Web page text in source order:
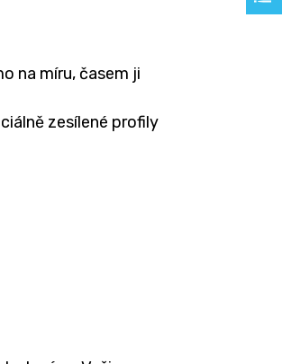
na míru, časem ji
zesílené profily